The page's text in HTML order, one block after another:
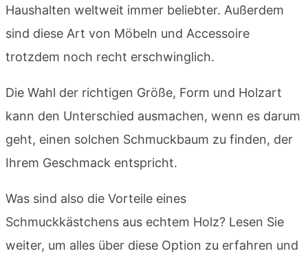
Haushalten weltweit immer beliebter. Außerdem
sind diese Art von Möbeln und Accessoire
trotzdem noch recht erschwinglich.
Die Wahl der richtigen Größe, Form und Holzart
kann den Unterschied ausmachen, wenn es darum
geht, einen solchen Schmuckbaum zu finden, der
Ihrem Geschmack entspricht.
Was sind also die Vorteile eines
Schmuckkästchens aus echtem Holz? Lesen Sie
weiter, um alles über diese Option zu erfahren und